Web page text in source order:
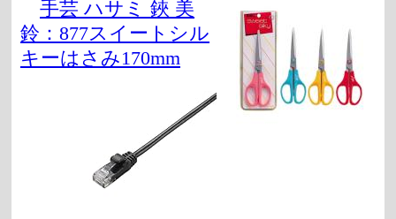
手芸 ハサミ 鋏 美
鈴：877スイートシル
キーはさみ170mm